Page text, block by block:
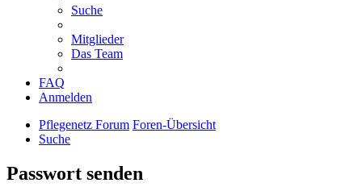
Suche
Mitglieder
Das Team
FAQ
Anmelden
Pflegenetz Forum Foren-Übersicht
Suche
Passwort senden